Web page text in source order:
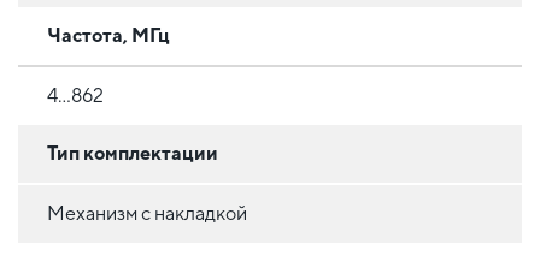
Частота, МГц
4...862
Тип комплектации
Механизм с накладкой